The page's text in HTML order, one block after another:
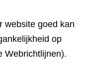
website goed kan
op
Webrichtlijnen).